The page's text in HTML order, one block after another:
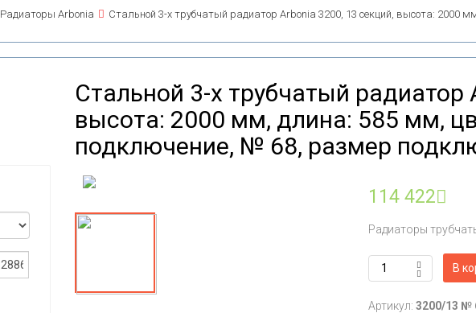
Радиаторы Arbonia
Стальной 3-х трубчатый радиатор Arbonia 3200, 13 секций, высота: 2000
Стальной 3-х трубчатый радиатор
высота: 2000 мм, длина: 585 мм,
подключение, № 68, размер
114 422
Радиаторы
В
Артикул:3200/13 №